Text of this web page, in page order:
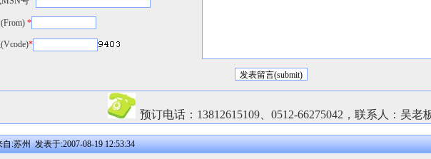
*
*
预订电话：13812615109、0512-66275042，联系人：吴老
:苏州 发表于:2007-08-19 12:53:34